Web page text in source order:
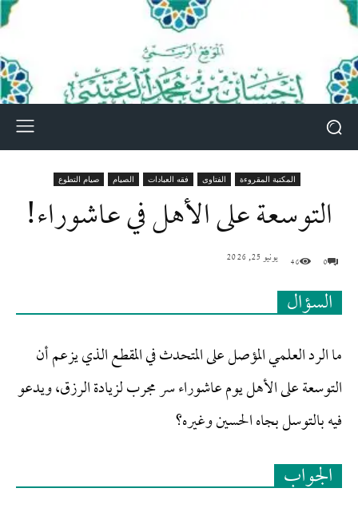
المكتبة المقروءة الفتاوى فقه العبادات الصيام صيام التطوع
التوسعة على الأهل في عاشوراء!
0
46 يونيو 25, 2026
السؤال
ما الرد العلمي المؤصل على المتحدث في المقطع الذي يزعم أن
التوسعة على الأهل يوم عاشوراء سر مجرب لزيادة الرزق، ويدعو
فيه بالتوسل بجاه الحسين وغيره؟
الجواب